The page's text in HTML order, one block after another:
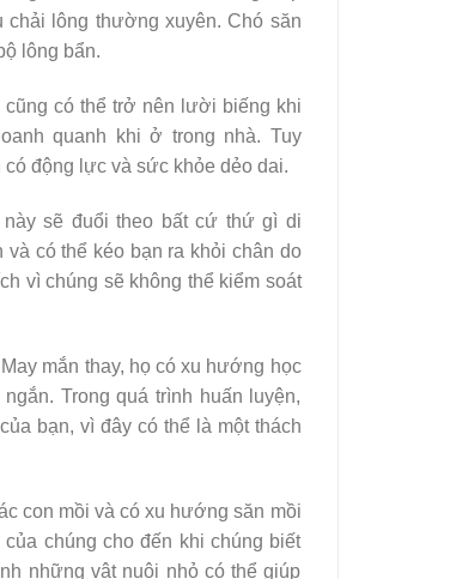
chải lông thường xuyên. Chó săn
lông bẩn.
có thể trở nên lười biếng khi
quanh khi ở trong nhà. Tuy
động lực và sức khỏe dẻo dai.
sẽ đuổi theo bất cứ thứ gì di
có thể kéo bạn ra khỏi chân do
vì chúng sẽ không thể kiểm soát
mắn thay, họ có xu hướng học
Trong quá trình huấn luyện,
bạn, vì đây có thể là một thách
con mồi và có xu hướng săn mồi
chúng cho đến khi chúng biết
những vật nuôi nhỏ có thể giúp